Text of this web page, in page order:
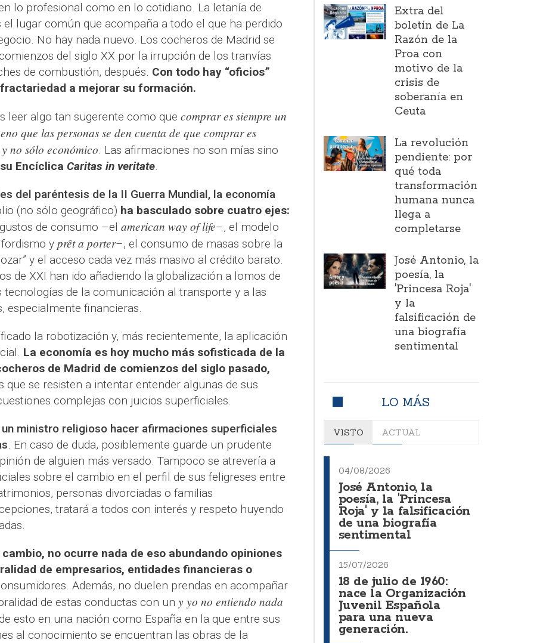
lo profesional como en lo cotidiano. La letanía de
el lugar común que acompaña a todo el que ha perdido
No hay nada nuevo. Los cocheros de Madrid se
del siglo XX por la irrupción de los tranvías
de combustión, después. Con todo hay “oficios”
a mejorar su formación.
leer algo tan sugerente como que comprar es siempre un
que las personas se den cuenta de que comprar es
no sólo económico. Las afirmaciones no son mías sino
Encíclica Caritas in veritate.
del paréntesis de la II Guerra Mundial, la economía
(no sólo geográfico) ha basculado sobre cuatro ejes:
de consumo –el american way of life–, el modelo
y prêt a porter–, el consumo de masas sobre la
y el acceso cada vez más masivo al crédito barato.
de XXI han ido añadiendo la globalización a lomos de
tecnologías de la comunicación al transporte y a las
especialmente financieras.
la robotización y, más recientemente, la aplicación
La economía es hoy mucho más sofisticada de la
de Madrid de comienzos del siglo pasado,
que se resisten a intentar entender algunas de sus
complejas con juicios superficiales.
ministro religioso hacer afirmaciones superficiales
. En caso de duda, posiblemente guarde un prudente
de alguien más versado. Tampoco se atrevería a
sobre el cambio en el perfil de sus feligreses entre
personas divorciadas o familias
tratará a todos con interés y respeto huyendo
no ocurre nada de eso abundando opiniones
de empresarios, entidades financieras o
Además, no duelen prendas en acompañar
de estas conductas con un y yo no entiendo nada
esto en una nación como España en la que entre sus
al conocimiento se encuentran las obras de la
Extra del
boletín de La
Razón de la
Proa con
motivo de la
crisis de
soberanía en
Ceuta
La revolución
pendiente: por
qué toda
transformación
humana nunca
llega a
completarse
José Antonio, la
poesía, la
'Princesa Roja'
y la
falsificación de
una biografía
sentimental
LO MÁS
VISTO ACTUAL
04/08/2026
José Antonio, la
poesía, la 'Princesa
Roja' y la falsificación
de una biografía
sentimental
15/07/2026
18 de julio de 1960:
nace la Organización
Juvenil Española
para una nueva
generación.